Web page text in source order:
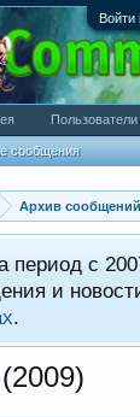
Войти
Архив сообщений
период с
и
.
сообщения
Пользователи